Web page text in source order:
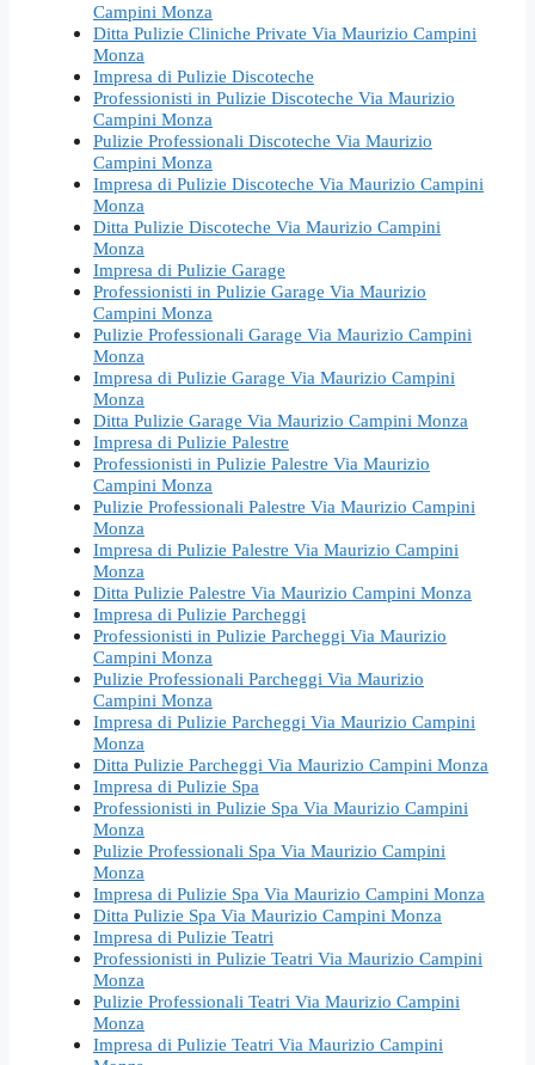
Campini Monza
Ditta Pulizie Cliniche Private Via Maurizio Campini
Monza
Impresa di Pulizie Discoteche
Professionisti in Pulizie Discoteche Via Maurizio
Campini Monza
Pulizie Professionali Discoteche Via Maurizio
Campini Monza
Impresa di Pulizie Discoteche Via Maurizio Campini
Monza
Ditta Pulizie Discoteche Via Maurizio Campini
Monza
Impresa di Pulizie Garage
Professionisti in Pulizie Garage Via Maurizio
Campini Monza
Pulizie Professionali Garage Via Maurizio Campini
Monza
Impresa di Pulizie Garage Via Maurizio Campini
Monza
Ditta Pulizie Garage Via Maurizio Campini Monza
Impresa di Pulizie Palestre
Professionisti in Pulizie Palestre Via Maurizio
Campini Monza
Pulizie Professionali Palestre Via Maurizio Campini
Monza
Impresa di Pulizie Palestre Via Maurizio Campini
Monza
Ditta Pulizie Palestre Via Maurizio Campini Monza
Impresa di Pulizie Parcheggi
Professionisti in Pulizie Parcheggi Via Maurizio
Campini Monza
Pulizie Professionali Parcheggi Via Maurizio
Campini Monza
Impresa di Pulizie Parcheggi Via Maurizio Campini
Monza
Ditta Pulizie Parcheggi Via Maurizio Campini Monza
Impresa di Pulizie Spa
Professionisti in Pulizie Spa Via Maurizio Campini
Monza
Pulizie Professionali Spa Via Maurizio Campini
Monza
Impresa di Pulizie Spa Via Maurizio Campini Monza
Ditta Pulizie Spa Via Maurizio Campini Monza
Impresa di Pulizie Teatri
Professionisti in Pulizie Teatri Via Maurizio Campini
Monza
Pulizie Professionali Teatri Via Maurizio Campini
Monza
Impresa di Pulizie Teatri Via Maurizio Campini